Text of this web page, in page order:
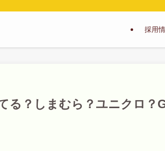
採用
る？しまむら？ユニクロ？